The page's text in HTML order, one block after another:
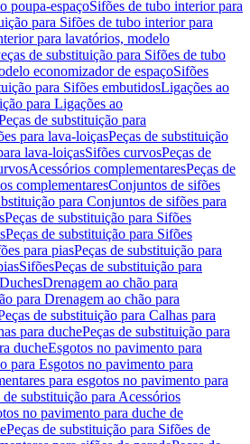
poupa-espaçoSifões de tubo interior para
para Sifões de tubo interior para
para lavatórios, modelo
de substituição para Sifões de tubo
economizador de espaçoSifões
para Sifões embutidosLigações ao
para Ligações ao
de substituição para
para lava-loiçasPeças de substituição
lava-loiçasSifões curvosPeças de
Acessórios complementaresPeças de
complementaresConjuntos de sifões
para Conjuntos de sifões para
Peças de substituição para Sifões
Peças de substituição para Sifões
para piasPeças de substituição para
SifõesPeças de substituição para
DuchesDrenagem ao chão para
para Drenagem ao chão para
de substituição para Calhas para
para duchePeças de substituição para
ducheEsgotos no pavimento para
para Esgotos no pavimento para
para esgotos no pavimento para
de substituição para Acessórios
no pavimento para duche de
Peças de substituição para Sifões de